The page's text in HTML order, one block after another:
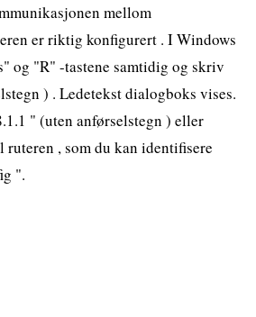
mellom
er riktig konfigurert . I Windows
og "R" -tastene samtidig og skriv
) . Ledetekst dialogboks vises.
" (uten anførselstegn ) eller
, som du kan identifisere
".